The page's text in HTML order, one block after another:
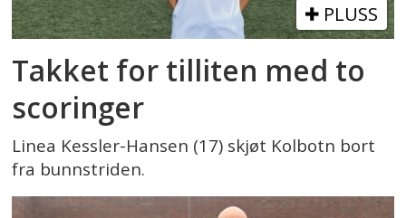
PLUSS
Takket for tilliten med to
scoringer
Linea Kessler-Hansen (17) skjøt Kolbotn bort
fra bunnstriden.